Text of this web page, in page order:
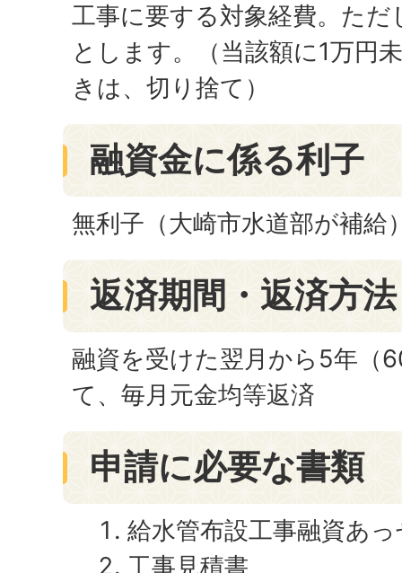
工事に要する対象経費。た
とします。（当該額に1万円
きは、切り捨て）
融資金に係る利子
無利子（大崎市水道部が補給
返済期間・返済方法
融資を受けた翌月から5年（
て、毎月元金均等返済
申請に必要な書類
給水管布設工事融資あ
工事見積書